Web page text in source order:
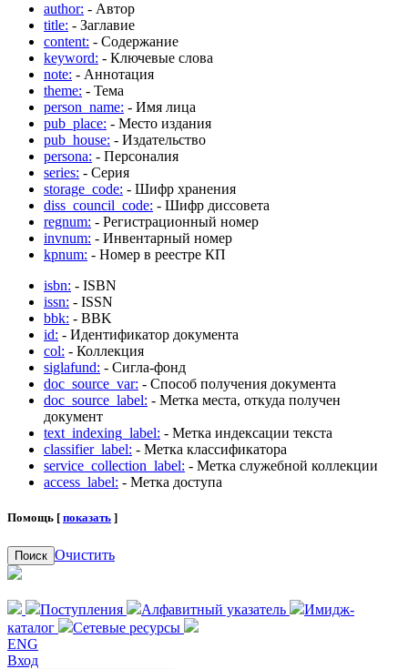
author: - Автор
title: - Заглавие
content: - Содержание
keyword: - Ключевые слова
note: - Аннотация
theme: - Тема
person_name: - Имя лица
pub_place: - Место издания
pub_house: - Издательство
persona: - Персоналия
series: - Серия
storage_code: - Шифр хранения
diss_council_code: - Шифр диссовета
regnum: - Регистрационный номер
invnum: - Инвентарный номер
kpnum: - Номер в реестре КП
isbn: - ISBN
issn: - ISSN
bbk: - BBK
id: - Идентификатор документа
col: - Коллекция
siglafund: - Сигла-фонд
doc_source_var: - Способ получения документа
doc_source_label: - Метка места, откуда получен
документ
text_indexing_label: - Метка индексации текста
classifier_label: - Метка классификатора
service_collection_label: - Метка служебной коллекции
access_label: - Метка доступа
Помощь [ показать ]
Поиск Очистить
Поступления Алфавитный указатель
Имидж-
каталог
Сетевые ресурсы
ENG
Вход